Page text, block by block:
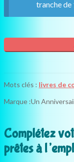
tranche de
quantité
de
Noël
Mots clés : livres de
Marque :Un
Complétez
prêtes à